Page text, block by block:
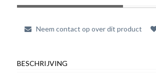
Neem contact op over dit product
BESCHRIJVING